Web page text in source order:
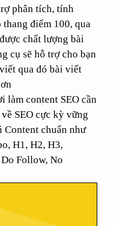
phân tích, tính
thang điểm 100, qua
chất lượng bài
cụ sẽ hỗ trợ cho bạn
qua đó bài viết
làm content SEO cần
SEO cực kỳ vững
Content chuẩn như
H1, H2, H3,
Follow, No